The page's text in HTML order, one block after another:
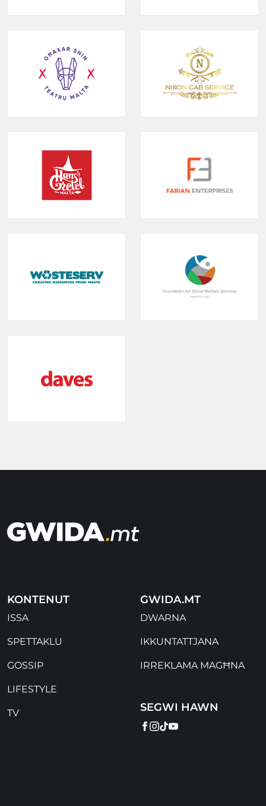
KONTENUT
ISSA
SPETTAKLU
GOSSIP
LIFESTYLE
TV
GWIDA.MT
DWARNA
IKKUNTATTJANA
IRREKLAMA MAGĦNA
SEGWI HAWN
FACEBOOK
INSTAGRAM
TIKTOK
YOUTUBE